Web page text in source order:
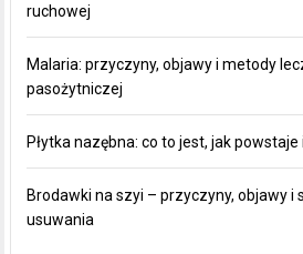
ruchowej
Malaria: przyczyny, objawy i metody
pasożytniczej
Płytka nazębna: co to jest, jak
Brodawki na szyi – przyczyny, objawy
usuwania